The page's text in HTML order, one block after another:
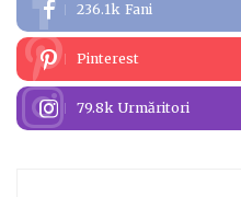
236.1k Fani
Pinterest
79.8k Urmăritori